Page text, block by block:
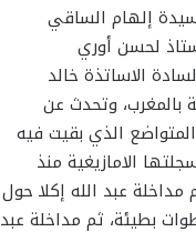
إلهام الساقي
لحسن أوري
الاساتذة خالد
بالمغرب، وتحدث عن
الذي بقيت فيه
الامازيغية منذ
أجدير ودستور 2011، ثم مداخلة
بطيئة، ثم مداخلة عبد